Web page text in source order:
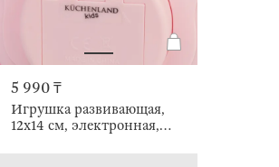
5 990 ₸
Игрушка развивающая,
12х14 см, электронная,